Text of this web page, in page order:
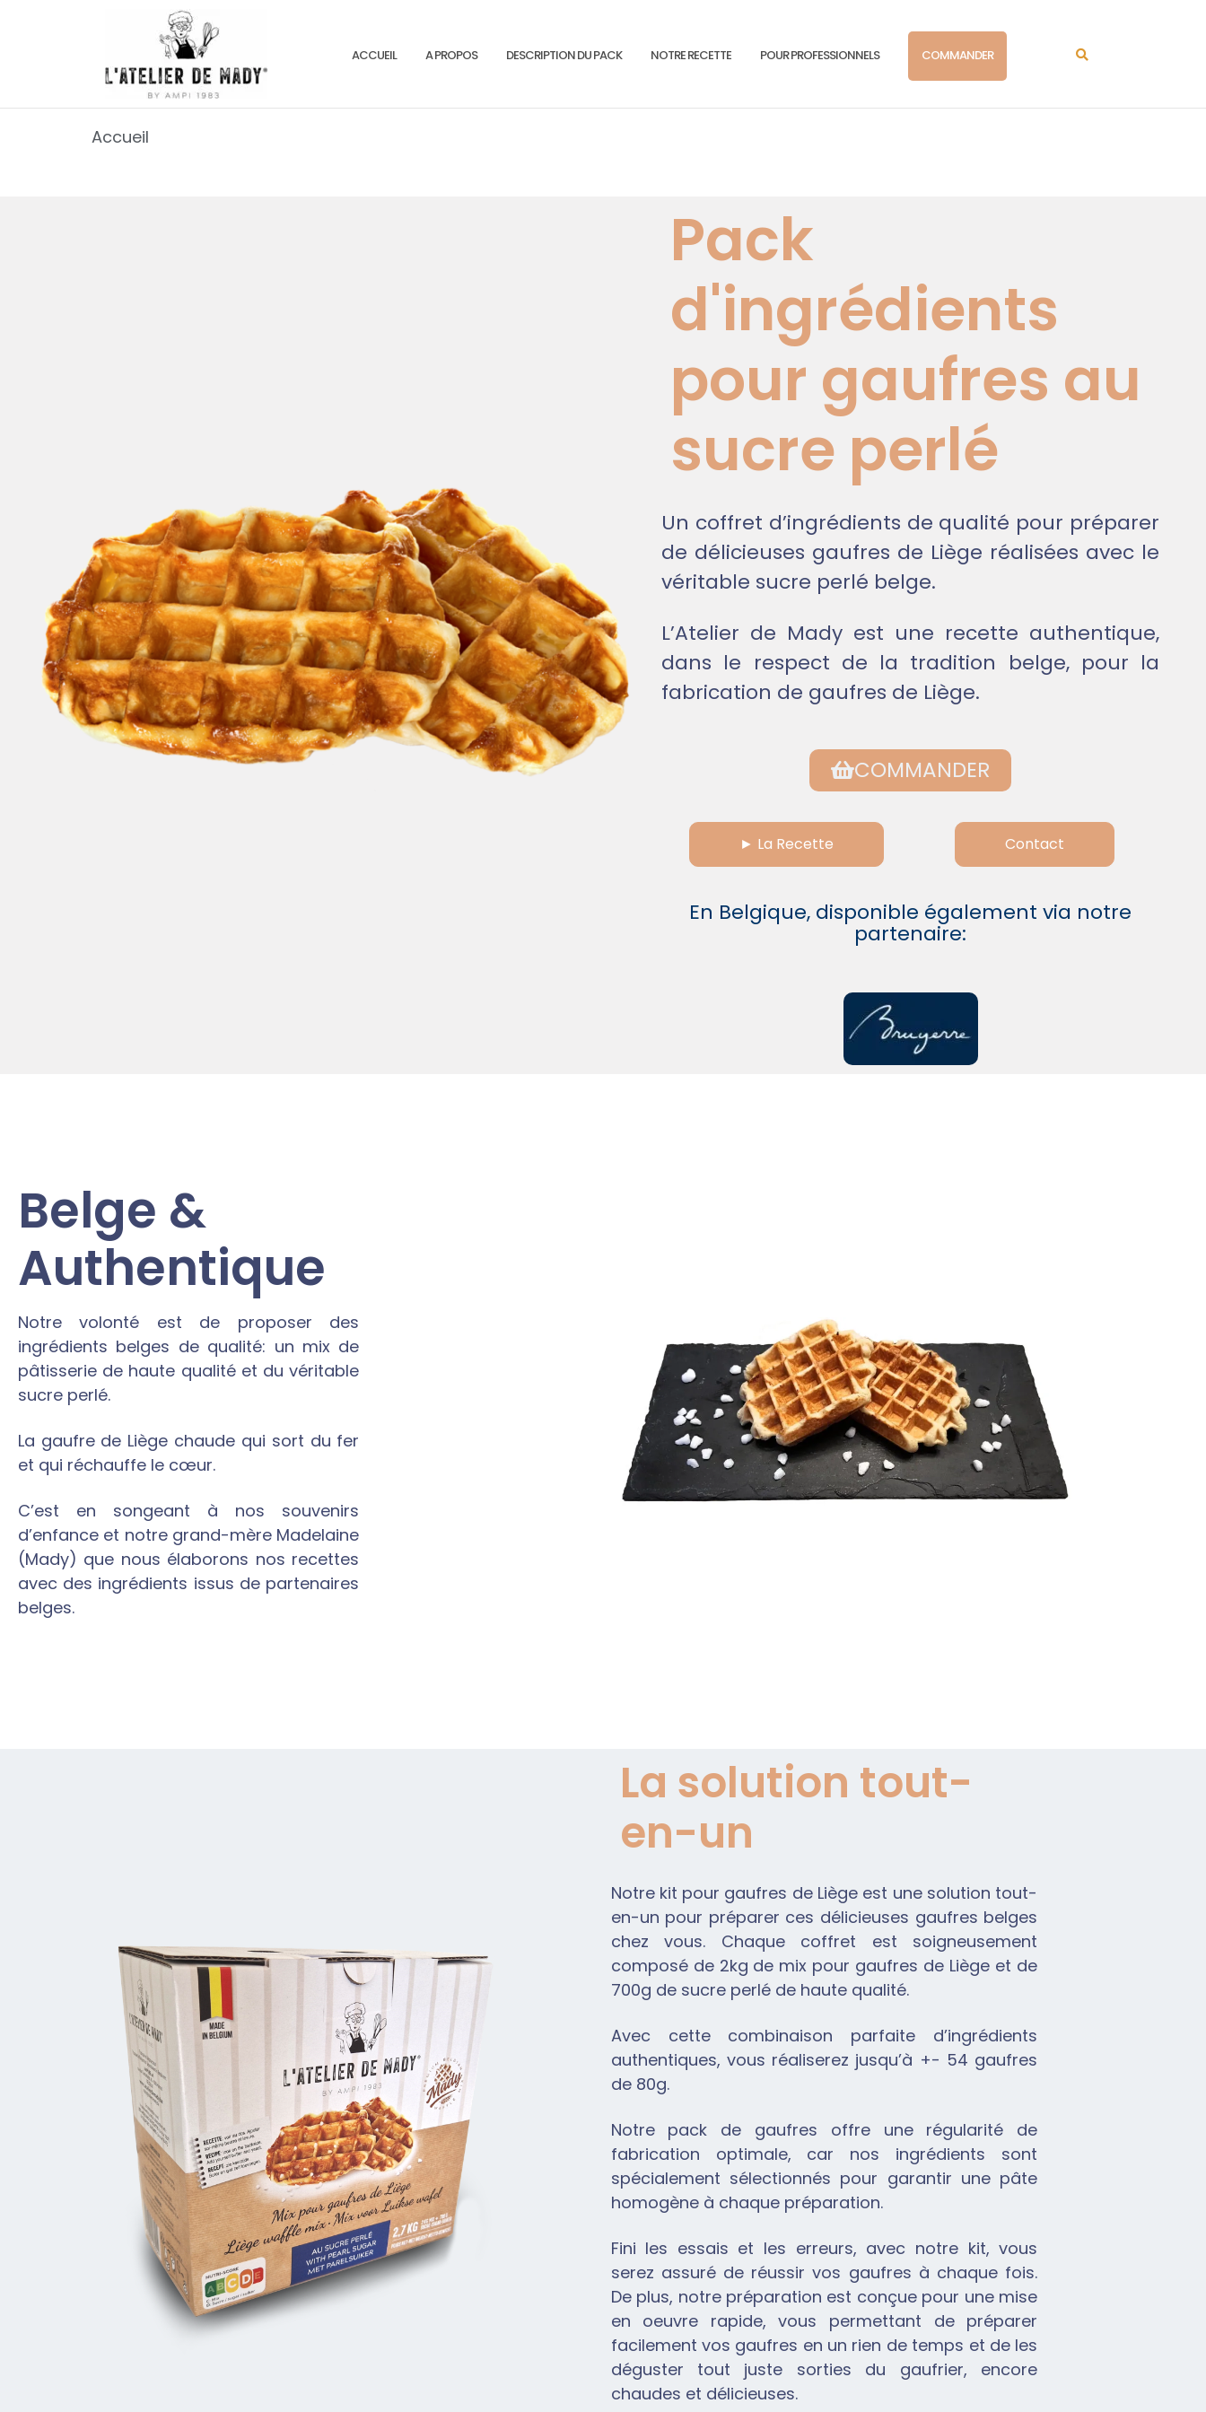
ACCUEIL A PROPOS DESCRIPTION DU PACK NOTRE RECETTE POUR PROFESSIONNELS COMMANDER
Accueil
Pack
d'ingrédients
pour gaufres au
sucre perlé
Un coffret d’ingrédients de qualité pour préparer
de délicieuses gaufres de Liège réalisées avec le
véritable sucre perlé belge.
L’Atelier de Mady est une recette authentique,
dans le respect de la tradition belge, pour la
fabrication de gaufres de Liège.
COMMANDER
► La Recette Contact
En Belgique, disponible également via notre
partenaire:
Belge &
Authentique
Notre volonté est de proposer des
ingrédients belges de qualité: un mix de
pâtisserie de haute qualité et du véritable
sucre perlé.
La gaufre de Liège chaude qui sort du fer
et qui réchauffe le cœur.
C’est en songeant à nos souvenirs
d’enfance et notre grand-mère Madelaine
(Mady) que nous élaborons nos recettes
avec des ingrédients issus de partenaires
belges.
La solution tout-
en-un
Notre kit pour gaufres de Liège est une solution tout-
en-un pour préparer ces délicieuses gaufres belges
chez vous. Chaque coffret est soigneusement
composé de 2kg de mix pour gaufres de Liège et de
700g de sucre perlé de haute qualité.
Avec cette combinaison parfaite d’ingrédients
authentiques, vous réaliserez jusqu’à +- 54 gaufres
de 80g.
Notre pack de gaufres offre une régularité de
fabrication optimale, car nos ingrédients sont
spécialement sélectionnés pour garantir une pâte
homogène à chaque préparation.
Fini les essais et les erreurs, avec notre kit, vous
serez assuré de réussir vos gaufres à chaque fois.
De plus, notre préparation est conçue pour une mise
en oeuvre rapide, vous permettant de préparer
facilement vos gaufres en un rien de temps et de les
déguster tout juste sorties du gaufrier, encore
chaudes et délicieuses.